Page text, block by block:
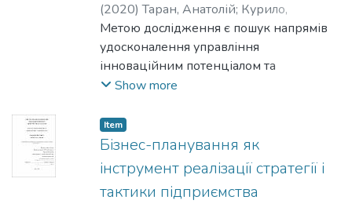
(2020)Таран, Анатолій; Курило,
Людмила
Метою дослідження є пошук напрямів
удосконалення управління
інноваційним потенціалом та
підвищення ефективності інноваційної
підприємств.
Show more
Item
Бізнес-планування як
інструмент реалізації стратегії і
тактики підприємства